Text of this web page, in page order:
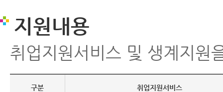
지원내용
취업지원서비스 및 생계지원
구분 취업지원서비스